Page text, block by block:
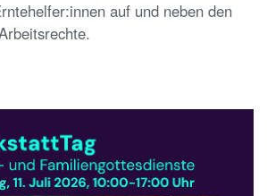
auf und neben den